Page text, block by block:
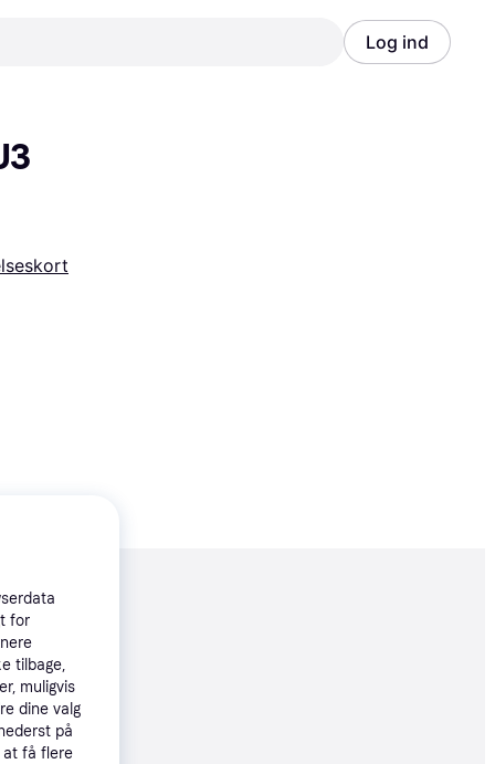
Log ind
kr.
kr./md.
for
tilbage,
muligvis
dine valg
på
at få flere